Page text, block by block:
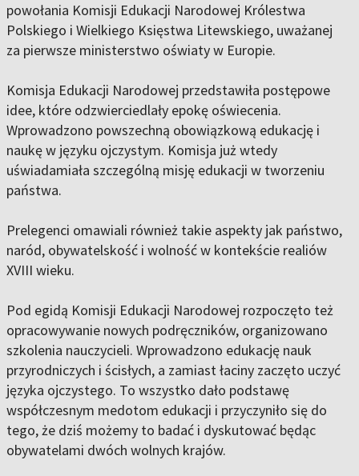
powołania Komisji Edukacji Narodowej Królestwa
Polskiego i Wielkiego Księstwa Litewskiego, uważanej
za pierwsze ministerstwo oświaty w Europie.
Komisja Edukacji Narodowej przedstawiła postępowe
idee, które odzwierciedlały epokę oświecenia.
Wprowadzono powszechną obowiązkową edukację i
naukę w języku ojczystym. Komisja już wtedy
uświadamiała szczególną misję edukacji w tworzeniu
państwa.
Prelegenci omawiali również takie aspekty jak państwo,
naród, obywatelskość i wolność w kontekście realiów
XVIII wieku.
Pod egidą Komisji Edukacji Narodowej rozpoczęto też
opracowywanie nowych podręczników, organizowano
szkolenia nauczycieli. Wprowadzono edukację nauk
przyrodniczych i ścisłych, a zamiast łaciny zaczęto uczyć
języka ojczystego. To wszystko dało podstawę
współczesnym medotom edukacji i przyczyniło się do
tego, że dziś możemy to badać i dyskutować będąc
obywatelami dwóch wolnych krajów.